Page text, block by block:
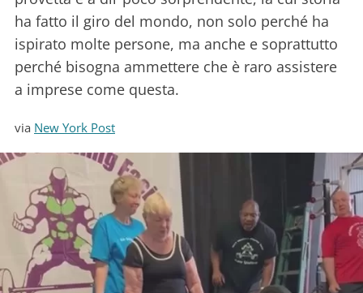
ha fatto il giro del mondo, non solo perché ha
ispirato molte persone, ma anche e soprattutto
perché bisogna ammettere che è raro assistere
a imprese come questa.
via New York Post